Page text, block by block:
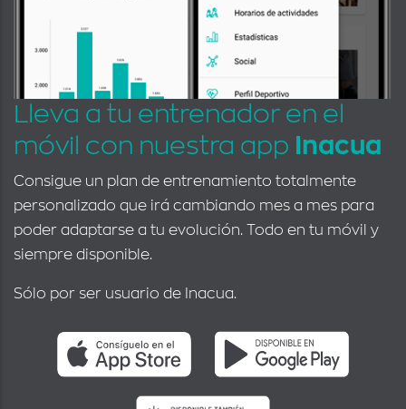
Lleva a tu entrenador en el
móvil con nuestra app
Inacua
Consigue un plan de entrenamiento totalmente
personalizado que irá cambiando mes a mes para
poder adaptarse a tu evolución. Todo en tu móvil y
siempre disponible.
Sólo por ser usuario de Inacua.